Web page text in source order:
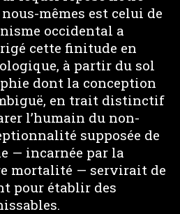
mêmes est celui de
occidental a
cette finitude en
à partir du sol
dont la conception
en trait distinctif
l’humain du non-
supposée de
— incarnée par la
mortalité — servirait de
pour établir des